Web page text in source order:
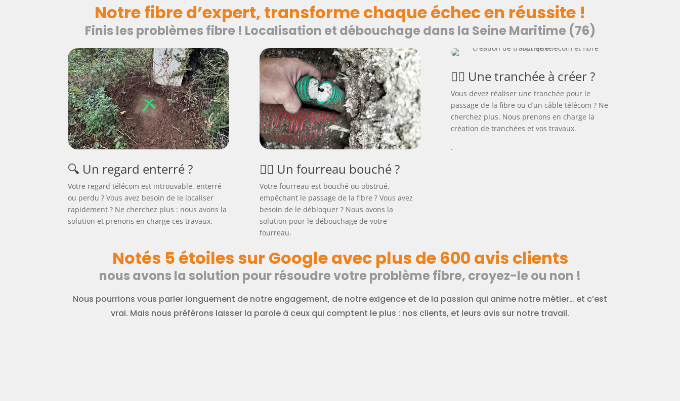
Notre fibre d’expert, transforme chaque échec en réussite !
Finis les problèmes fibre ! Localisation et débouchage dans la Seine Maritime (76)
🔍 Un regard enterré ?
Votre regard télécom est introuvable, enterré
ou perdu ? Vous avez besoin de le localiser
rapidement ? Ne cherchez plus : nous avons la
solution et prenons en charge ces travaux.
🕵️‍♂️ Un fourreau bouché ?
Votre fourreau est bouché ou obstrué,
empêchant le passage de la fibre ? Vous avez
besoin de le débloquer ? Nous avons la
solution pour le débouchage de votre
fourreau.
👷‍♂️ Une tranchée à créer ?
Vous devez réaliser une tranchée pour le
passage de la fibre ou d’un câble télécom ? Ne
cherchez plus. Nous prenons en charge la
création de tranchées et vos travaux.
.
Notés 5 étoiles sur Google avec plus de 600 avis clients
nous avons la solution pour résoudre votre problème fibre, croyez-le ou non !
Nous pourrions vous parler longuement de notre engagement, de notre exigence et de la passion qui anime notre métier… et c’est
vrai. Mais nous préférons laisser la parole à ceux qui comptent le plus : nos clients, et leurs avis sur notre travail.